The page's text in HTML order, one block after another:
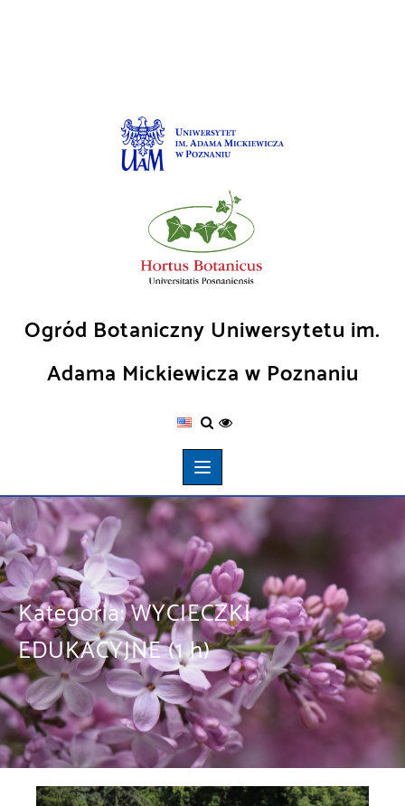
Ogród Botaniczny Uniwersytetu im.
Adama Mickiewicza w Poznaniu
Kategoria:WYCIECZKI
EDUKACYJNE (1 h)